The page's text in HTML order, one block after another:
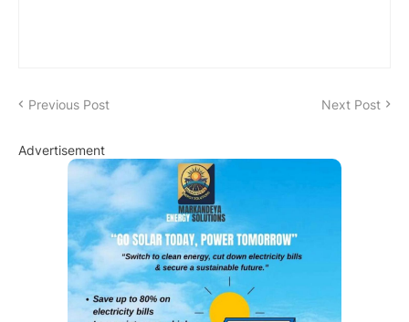
Previous Post Next Post
Advertisement